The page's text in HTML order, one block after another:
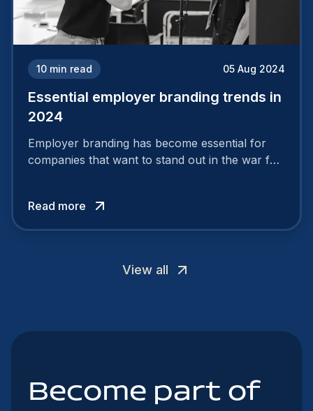
10 min read 05 Aug 2024
Essential employer branding trends in
2024
Employer branding has become essential for
companies that want to stand out in the war for
attract the best profiles.
Read more
View all
Become part of